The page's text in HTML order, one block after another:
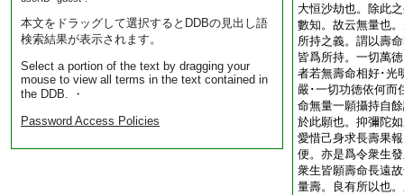
本文をドラッグして選択するとDDBの見出し語
検索結果が表示されます。
Select a portion of the text by dragging your
mouse to view all terms in the text contained in
the DDB. ・
Password Access Policies
大恒沙劫也。除此
數知。故云無量也
所持之義。謂以壽
皆爲所持。一切萬
者若無壽命相好･光
嚴･一切功徳依何而
命無量一願攝持自
於此願也。抑彌陀
愛惜己身求長壽果
便。亦是爲令衆生
衆生皆願壽命長遠
量壽。良有所以也